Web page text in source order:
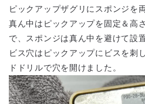
ピックアップザグリにスポンジを
真ん中はピックアップを固定＆高
で、スポンジは真ん中を避けて設置
ビス穴はピックアップにビスを刺
ドドリルで穴を開けました。